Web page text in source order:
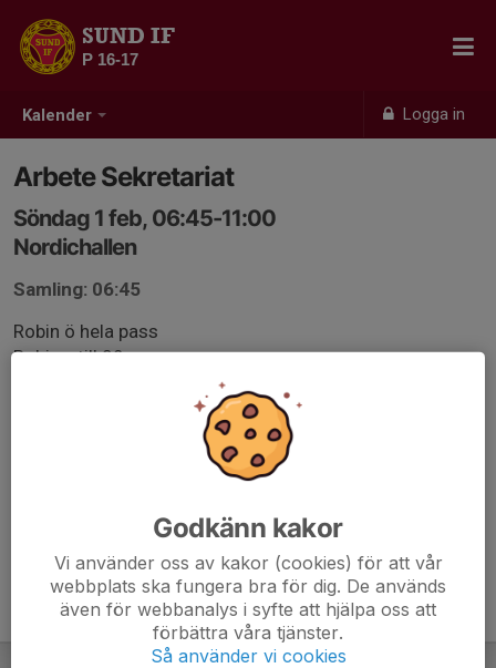
Kalender Logga in
SUND IF
P 16-17
Arbete Sekretariat
Söndag 1 feb, 06:45-11:00
Nordichallen
Samling: 06:45
Robin ö hela pass
Robin v till 09
Godkänn kakor
Vi använder oss av kakor (cookies) för att vår
webbplats ska fungera bra för dig. De används
även för webbanalys i syfte att hjälpa oss att
förbättra våra tjänster.
Så använder vi cookies